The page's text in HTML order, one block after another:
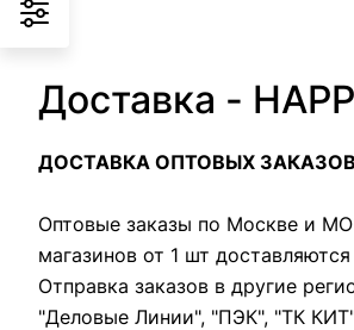
Доставка -
ДОСТАВКА ОПТОВЫХ ЗАКАЗОВ
Оптовые заказы по Москве и
магазинов от 1 шт
Отправка заказов в другие
"Деловые Линии", "ПЭК", "ТК